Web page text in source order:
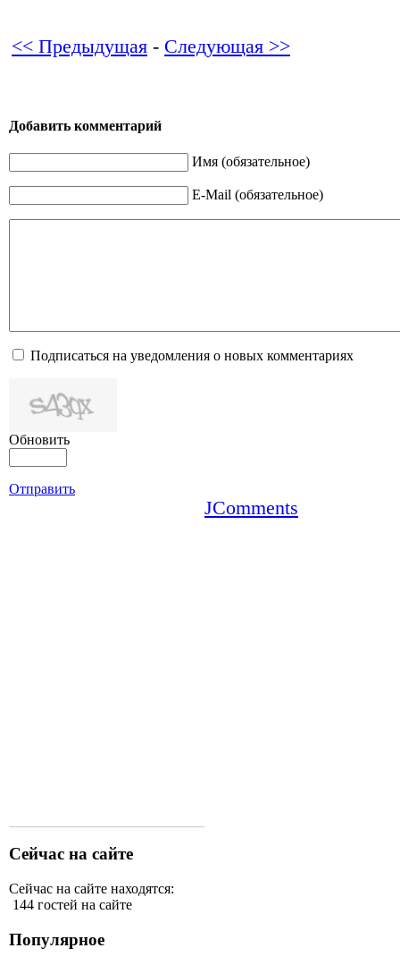
<< Предыдущая - Следующая >>
Добавить комментарий
Имя (обязательное)
E-Mail (обязательное)
Подписаться на уведомления о новых комментариях
Обновить
Отправить
JComments
Сейчас на сайте
Сейчас на сайте находятся:
144 гостей на сайте
Популярное